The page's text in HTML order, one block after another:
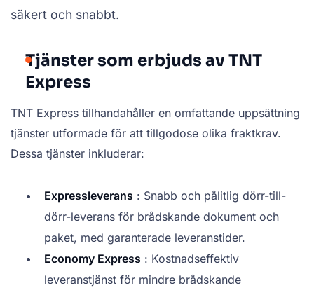
säkert och snabbt.
Tjänster som erbjuds av TNT
Express
TNT Express tillhandahåller en omfattande uppsättning
tjänster utformade för att tillgodose olika fraktkrav.
Dessa tjänster inkluderar:
Expressleverans : Snabb och pålitlig dörr-till-
dörr-leverans för brådskande dokument och
paket, med garanterade leveranstider.
Economy Express : Kostnadseffektiv
leveranstjänst för mindre brådskande